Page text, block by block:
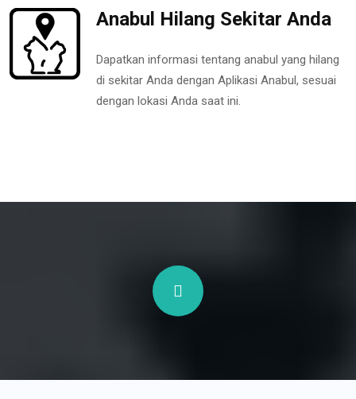
Anabul Hilang Sekitar Anda
Dapatkan informasi tentang anabul yang hilang
di sekitar Anda dengan Aplikasi Anabul, sesuai
dengan lokasi Anda saat ini.